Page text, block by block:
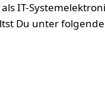
IT-
Du unter